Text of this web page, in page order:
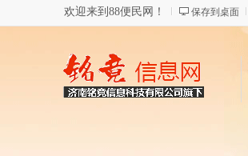
欢迎来到88便民网！ 保存到桌面